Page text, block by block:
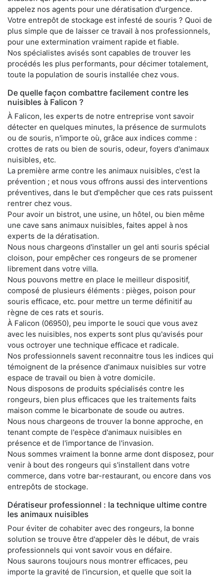
appelez nos agents pour une dératisation d'urgence.
Votre entrepôt de stockage est infesté de souris ? Quoi de
plus simple que de laisser ce travail à nos professionnels,
pour une extermination vraiment rapide et fiable.
Nos spécialistes avisés sont capables de trouver les
procédés les plus performants, pour décimer totalement,
toute la population de souris installée chez vous.
De quelle façon combattre facilement contre les
nuisibles à Falicon ?
À Falicon, les experts de notre entreprise vont savoir
détecter en quelques minutes, la présence de surmulots
ou de souris, n'importe où, grâce aux indices comme :
crottes de rats ou bien de souris, odeur, foyers d'animaux
nuisibles, etc.
La première arme contre les animaux nuisibles, c'est la
prévention ; et nous vous offrons aussi des interventions
préventives, dans le but d'empêcher que ces rats puissent
rentrer chez vous.
Pour avoir un bistrot, une usine, un hôtel, ou bien même
une cave sans animaux nuisibles, faites appel à nos
experts de la dératisation.
Nous nous chargeons d'installer un gel anti souris spécial
cloison, pour empêcher ces rongeurs de se promener
librement dans votre villa.
Nous pouvons mettre en place le meilleur dispositif,
composé de plusieurs éléments : pièges, poison pour
souris efficace, etc. pour mettre un terme définitif au
règne de ces rats et souris.
À Falicon (06950), peu importe le souci que vous avez
avec les nuisibles, nos experts sont plus qu'avisés pour
vous octroyer une technique efficace et radicale.
Nos professionnels savent reconnaitre tous les indices qui
témoignent de la présence d'animaux nuisibles sur votre
espace de travail ou bien à votre domicile.
Nous disposons de produits spécialisés contre les
rongeurs, bien plus efficaces que les traitements faits
maison comme le bicarbonate de soude ou autres.
Nous nous chargeons de trouver la bonne approche, en
tenant compte de l'espèce d'animaux nuisibles en
présence et de l'importance de l'invasion.
Nous sommes vraiment la bonne arme dont disposez, pour
venir à bout des rongeurs qui s'installent dans votre
commerce, dans votre bar-restaurant, ou encore dans vos
entrepôts de stockage.
Dératiseur professionnel : la technique ultime contre
les animaux nuisibles
Pour éviter de cohabiter avec des rongeurs, la bonne
solution se trouve être d'appeler dès le début, de vrais
professionnels qui vont savoir vous en défaire.
Nous saurons toujours nous montrer efficaces, peu
importe la gravité de l'incursion, et quelle que soit la